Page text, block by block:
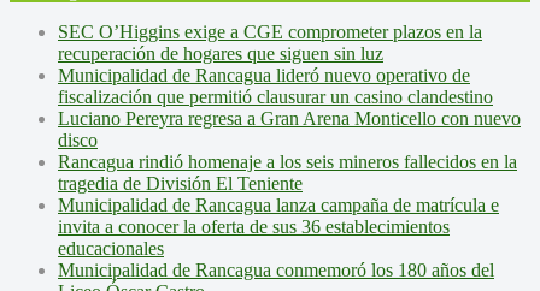
SEC O’Higgins exige a CGE comprometer plazos en la
recuperación de hogares que siguen sin luz
Municipalidad de Rancagua lideró nuevo operativo de
fiscalización que permitió clausurar un casino clandestino
Luciano Pereyra regresa a Gran Arena Monticello con nuevo
disco
Rancagua rindió homenaje a los seis mineros fallecidos en la
tragedia de División El Teniente
Municipalidad de Rancagua lanza campaña de matrícula e
invita a conocer la oferta de sus 36 establecimientos
educacionales
Municipalidad de Rancagua conmemoró los 180 años del